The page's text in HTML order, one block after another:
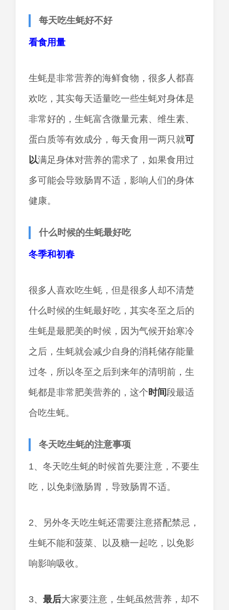
每天吃生蚝好不好
看食用量
生蚝是非常营养的海鲜食物，很多人都喜
欢吃，其实每天适量吃一些生蚝对身体是
非常好的，生蚝富含微量元素、维生素、
蛋白质等有效成分，每天食用一两只就可
以满足身体对营养的需求了，如果食用过
多可能会导致肠胃不适，影响人们的身体
健康。
什么时候的生蚝最好吃
冬季和初春
很多人喜欢吃生蚝，但是很多人却不清楚
什么时候的生蚝最好吃，其实冬至之后的
生蚝是最肥美的时候，因为气候开始寒冷
之后，生蚝就会减少自身的消耗储存能量
过冬，所以冬至之后到来年的清明前，生
蚝都是非常肥美营养的，这个时间段最适
合吃生蚝。
冬天吃生蚝的注意事项
1、冬天吃生蚝的时候首先要注意，不要生
吃，以免刺激肠胃，导致肠胃不适。
2、另外冬天吃生蚝还需要注意搭配禁忌，
生蚝不能和菠菜、以及糖一起吃，以免影
响影响吸收。
3、 最后大家要注意，生蚝虽然营养，却不